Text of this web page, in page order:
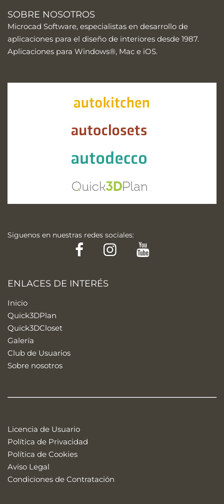
SOBRE NOSOTROS
Microcad Software, especialistas en desarrollo de
aplicaciones para el diseño de interiores desde 1987.
Aplicaciones para Windows®, Mac e iOS.
Siguenos en nuestras redes sociales:
FacebookInstagram
ENLACES DE INTERÉS
Inicio
Quick3DPlan
Quick3DCloset
Galería
Club de Usuarios
Sobre nosotros
Licencia de Usuario
Política de Privacidad
Política de Cookies
Aviso Legal
Condiciones de Contratación